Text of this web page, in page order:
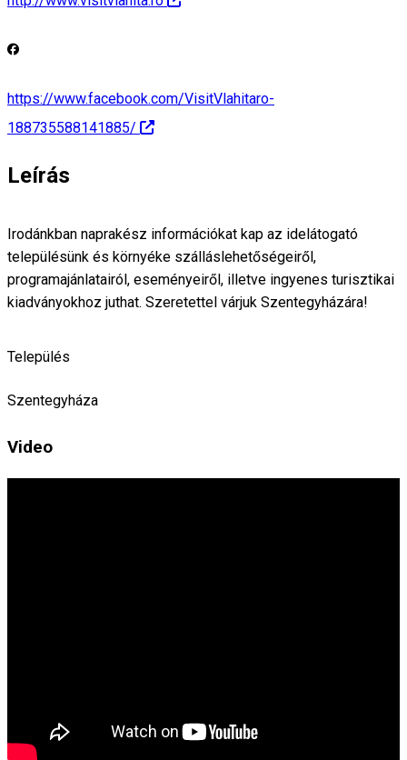
https://www.facebook.com/VisitVlahitaro-
188735588141885/
Leírás
Irodánkban naprakész információkat kap az idelátogató
településünk és környéke szálláslehetőségeiről,
programajánlatairól, eseményeiről, illetve ingyenes turisztikai
kiadványokhoz juthat. Szeretettel várjuk Szentegyházára!
Település
Szentegyháza
Video